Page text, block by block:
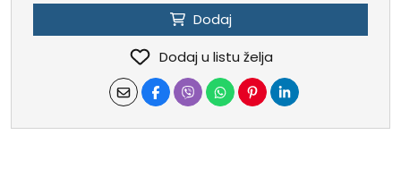
Dodaj
Dodaj u listu želja